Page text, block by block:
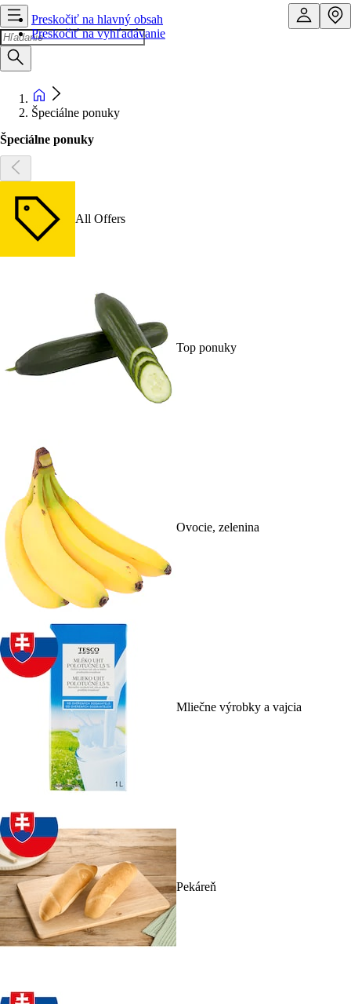
Preskočiť na hlavný obsah
Preskočiť na vyhľadávanie
Špeciálne ponuky
Špeciálne ponuky
All Offers
Top ponuky
Ovocie, zelenina
Mliečne výrobky a vajcia
Pekáreň